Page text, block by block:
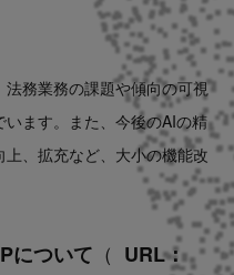
務業務の課題や傾向の可視
ます。また、今後のAIの精
、拡充など、大小の機能改
について （ URL：